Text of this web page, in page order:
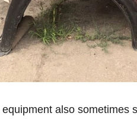
equipment also sometimes